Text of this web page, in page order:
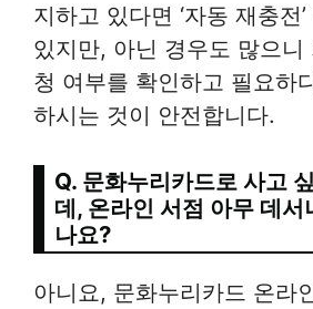
지하고 있다면 ‘자동 재충전
있지만, 아닌 경우도 많으니
청 여부를 확인하고 필요하
하시는 것이 안전합니다.
Q. 문화누리카드로 사고
데, 온라인 서점 아무 데서
나요?
아니요, 문화누리카드 온라